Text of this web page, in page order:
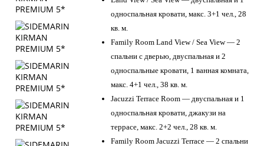
односпальная кровати, макс. 3+1 чел., 28
кв. м.
Family Room Land View / Sea View — 2
спальни с дверью, двуспальная и 2
односпальные кровати, 1 ванная комната,
макс. 4+1 чел., 38 кв. м.
Jacuzzi Terrace Room — двуспальная и 1
односпальная кровати, джакузи на
террасе, макс. 2+2 чел., 28 кв. м.
Family Room Jacuzzi Terrace — 2 спальни